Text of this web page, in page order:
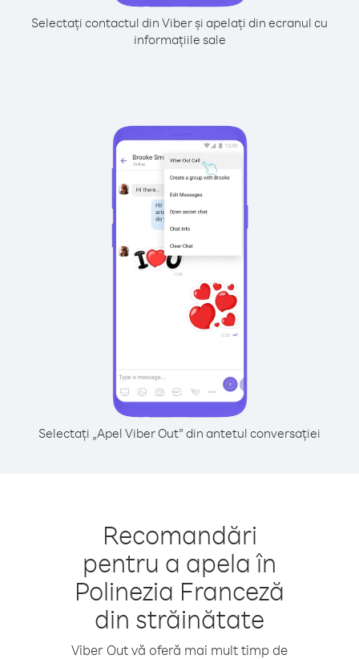
Selectați contactul din Viber și apelați din ecranul cu
informațiile sale
Selectați „Apel Viber Out” din antetul conversației
Recomandări
pentru a apela în
Polinezia Franceză
din străinătate
Viber Out vă oferă mai mult timp de